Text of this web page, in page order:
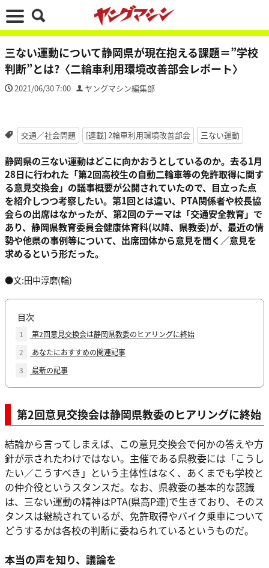
三ない運動について静岡県が現在抱える課題＝”学校
判断”とは?〈二輪車利用環境改善部会レポート〉
2021/06/30 7:00 ヤングマシン編集部
交通／社会問題 [連載] 2輪車利用環境改善部会 三ない運動
静岡県の三ない運動はどこに向かおうとしているのか。去る1月
28日に行われた「第2回高校生の自動二輪車等の免許取得に関す
る意見交換会」の議事概要が公開されていたので、目立った点
を紹介しつつ考察したい。第1回とは違い、PTA関係者や校長協
会らの出席はなかったが、第2回のテーマは「交通安全教育」で
あり、静岡県教育委員会健康体育科(以降、県教委)が、最近の情
勢や他県の事例等について、出席団体から意見を聞く／意見を
求めるという形だった。
●文:田中淳磨(輪)
目次
1
第2回意見交換会は静岡県教委のヒアリングに終始
2
あなたにおすすめの関連記事
3
最新の記事
第2回意見交換会は静岡県教委のヒアリングに終始
結論から言ってしまえば、この意見交換会で何かの答えや方
針が示されたわけではない。主催である県教委には「こうし
たい／こうすべき」という主体性はなく、あくまでも学校と
の仲介役というスタンスだ。なお、県教委の基本的な認識
は、三ない運動の精神はPTA(県高P連)で生きており、そのス
タンスは継続されているが、免許取得やバイク乗車について
どうするかは各校の判断に委ねられているというものだ。
本当の声を知り、議論を